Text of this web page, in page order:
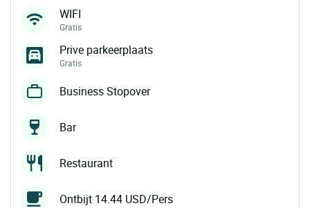
WIFI
Gratis
Prive parkeerplaats
Gratis
Business Stopover
Bar
Restaurant
Ontbijt 14.44 USD/Pers